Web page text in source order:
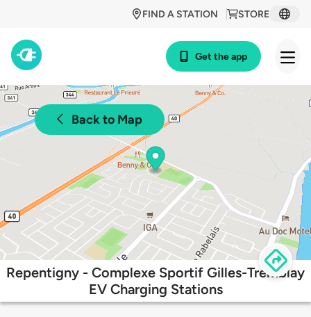
STORE
FIND A STATION
Get the app
Back to Map
Repentigny - Complexe Sportif Gilles-Tremblay
EV Charging Stations